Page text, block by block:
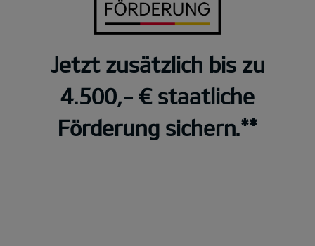
Jetzt zusätzlich bis zu
4.500,- € staatliche
Förderung sichern.**